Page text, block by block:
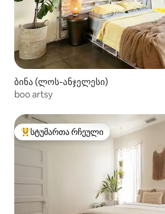
ბინა (ლოს-ანჯელესი)
boo artsy
სტუმართა რჩეული მოწინავე ვარიანტი
სტუმართა რჩეული